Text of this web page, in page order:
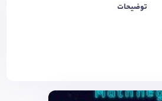
توضیحات